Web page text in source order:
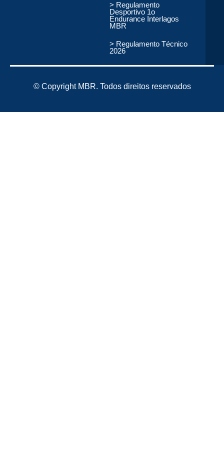
> Regulamento
Desportivo 1o
Endurance Interlagos
MBR
> Regulamento Técnico
2026
© Copyright MBR. Todos direitos reservados